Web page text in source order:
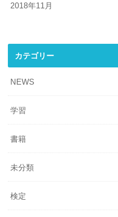
2018年11月
カテゴリー
NEWS
学習
書籍
未分類
検定